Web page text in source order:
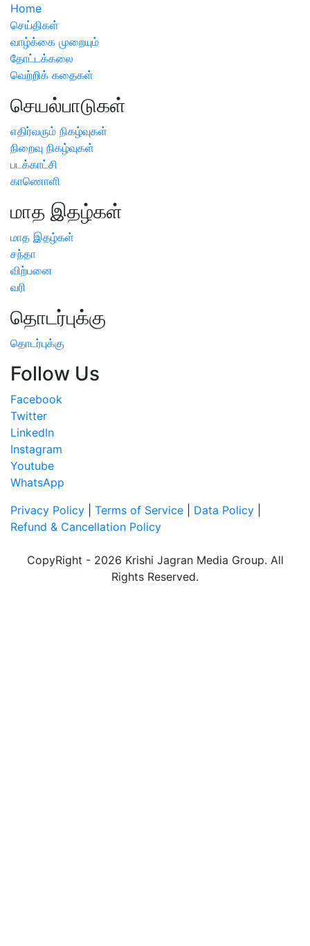
Home
செய்திகள்
வாழ்க்கை முறையும்
தோட்டக்கலை
வெற்றிக் கதைகள்
செயல்பாடுகள்
எதிர்வரும் நிகழ்வுகள்
நிறைவு நிகழ்வுகள்
படக்காட்சி
காணொளி
மாத இதழ்கள்
மாத இதழ்கள்
சந்தா
விற்பனை
வரி
தொடர்புக்கு
தொடர்புக்கு
Follow Us
Facebook
Twitter
LinkedIn
Instagram
Youtube
WhatsApp
Privacy Policy
Terms of Service Data Policy
Refund & Cancellation Policy
CopyRight - 2026 Krishi Jagran Media Group. All
Rights Reserved.